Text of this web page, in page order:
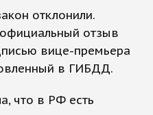
отклонили.
отзыв
вице-премьера
в ГИБДД.
что в РФ есть